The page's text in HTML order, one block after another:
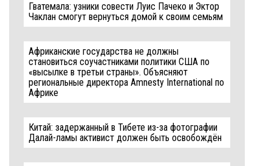
Гватемала: узники совести Луис Пачеко и Эктор
Чаклан смогут вернуться домой к своим семьям
Африканские государства не должны
становиться соучастниками политики США по
«высылке в третьи страны». Объясняют
региональные директора Amnesty International по
Африке
Китай: задержанный в Тибете из-за фотографии
Далай-ламы активист должен быть освобождён